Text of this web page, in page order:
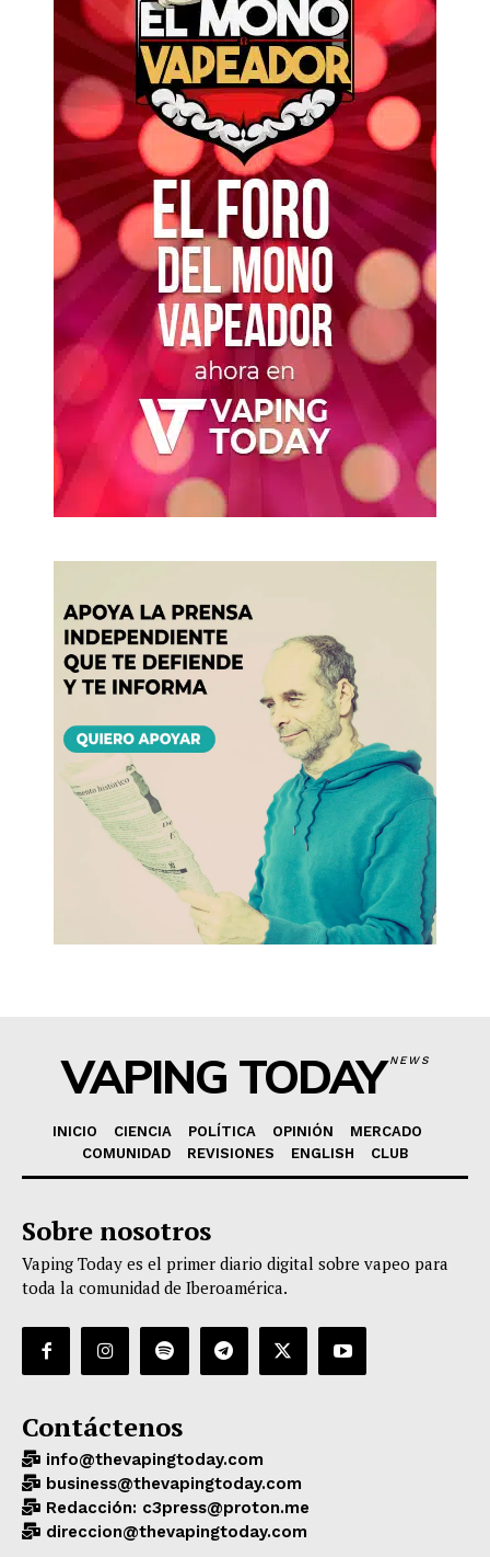
VAPING TODAYNEWS
INICIO CIENCIA POLÍTICA OPINIÓN
MERCADO
COMUNIDAD
REVISIONES ENGLISH CLUB
Sobre nosotros
Vaping Today es el primer diario digital sobre vapeo para
toda la comunidad de Iberoamérica.
Contáctenos
info@thevapingtoday.com
business@thevapingtoday.com
Redacción: c3press@proton.me
direccion@thevapingtoday.com